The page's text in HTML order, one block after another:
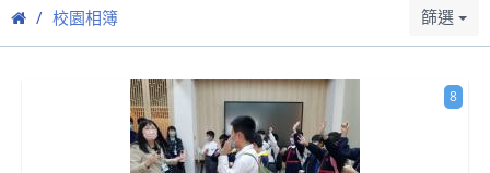
校園相簿 篩選
8